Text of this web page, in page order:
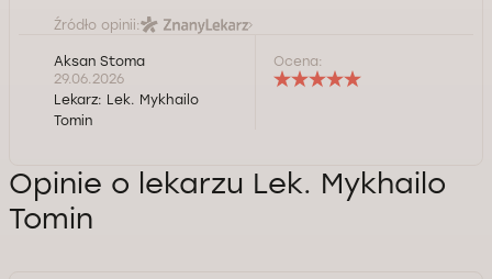
Źródło opinii:
Aksan Stoma
29.06.2026
Lekarz: Lek. Mykhailo
Tomin
Ocena:
Opinie o lekarzu Lek. Mykhailo
Tomin